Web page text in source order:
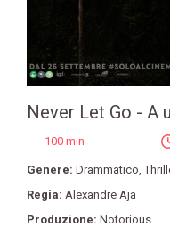
Never Let Go - A
100 min
Genere: Drammatico ,
Regia: Alexandre Aja
Produzione: Notorious